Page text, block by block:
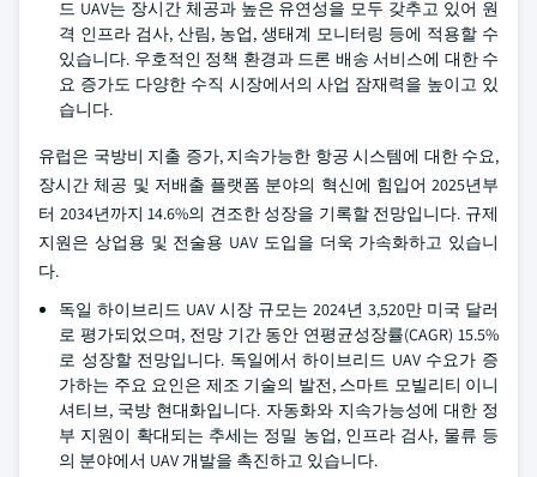
드 UAV는 장시간 체공과 높은 유연성을 모두 갖추고 있어 원
격 인프라 검사, 산림, 농업, 생태계 모니터링 등에 적용할 수
있습니다. 우호적인 정책 환경과 드론 배송 서비스에 대한 수
요 증가도 다양한 수직 시장에서의 사업 잠재력을 높이고 있
습니다.
유럽은 국방비 지출 증가, 지속가능한 항공 시스템에 대한 수요,
장시간 체공 및 저배출 플랫폼 분야의 혁신에 힘입어 2025년부
터 2034년까지 14.6%의 견조한 성장을 기록할 전망입니다. 규제
지원은 상업용 및 전술용 UAV 도입을 더욱 가속화하고 있습니
다.
독일 하이브리드 UAV 시장 규모는 2024년 3,520만 미국 달러
로 평가되었으며, 전망 기간 동안 연평균성장률(CAGR) 15.5%
로 성장할 전망입니다. 독일에서 하이브리드 UAV 수요가 증
가하는 주요 요인은 제조 기술의 발전, 스마트 모빌리티 이니
셔티브, 국방 현대화입니다. 자동화와 지속가능성에 대한 정
부 지원이 확대되는 추세는 정밀 농업, 인프라 검사, 물류 등
의 분야에서 UAV 개발을 촉진하고 있습니다.